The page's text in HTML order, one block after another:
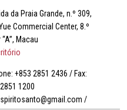
da Praia Grande, n.º 309,
Commercial Center, 8.º
Macau
+853 2851 2436 / Fax:
1200
/